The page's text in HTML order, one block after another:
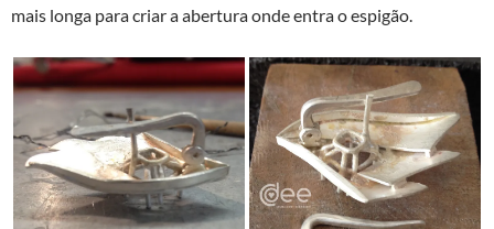
mais longa para criar a abertura onde entra o espigão.